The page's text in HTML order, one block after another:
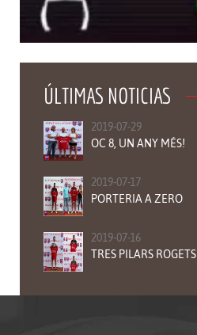
ÚLTIMAS NOTICIAS
2019-07-29
OC 8, UN ANY MÉS!
2019-07-17
PORTERIA A ZERO
2019-07-16
TRES PILARS ROGETS